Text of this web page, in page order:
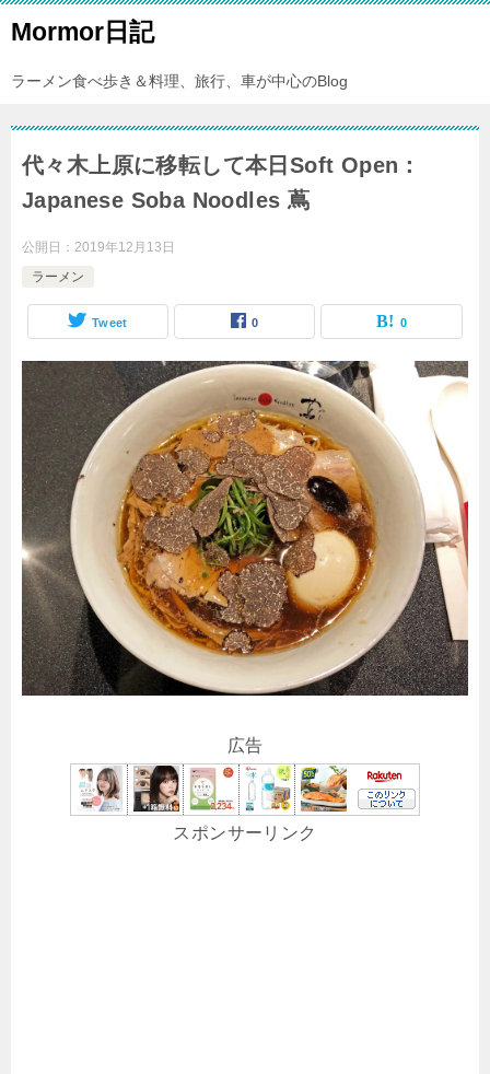
Mormor日記
ラーメン食べ歩き＆料理、旅行、車が中心のBlog
代々木上原に移転して本日Soft Open：
Japanese Soba Noodles 蔦
公開日： 2019年12月13日
ラーメン
Tweet 0 0
広告
スポンサーリンク